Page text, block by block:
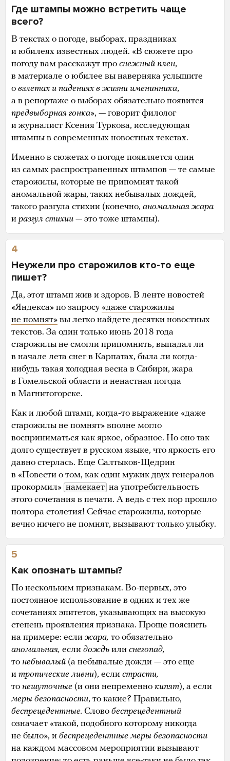
Где штампы можно встретить чаще
всего?
В текстах о погоде, выборах, праздниках
и юбилеях известных людей. «В сюжете про
погоду вам расскажут про снежный плен,
в материале о юбилее вы наверняка услышите
о взлетах и падениях в жизни именинника,
а в репортаже о выборах обязательно появится
предвыборная гонка», — говорит филолог
и журналист Ксения Туркова, исследующая
штампы в современных новостных текстах.
Именно в сюжетах о погоде появляется один
из самых распространенных штампов — те самые
старожилы, которые не припомнят такой
аномальной жары, таких небывалых дождей,
такого разгула стихии (конечно, аномальная жара
и разгул стихии — это тоже штампы).
4
Неужели про старожилов кто-то еще
пишет?
Да, этот штамп жив и здоров. В ленте новостей
«Яндекса» по запросу «даже старожилы
не помнят» вы легко найдете десятки новостных
текстов. За один только июнь 2018 года
старожилы не смогли припомнить, выпадал ли
в начале лета снег в Карпатах, была ли когда-
нибудь такая холодная весна в Сибири, жара
в Гомельской области и ненастная погода
в Магнитогорске.
Как и любой штамп, когда-то выражение «даже
старожилы не помнят» вполне могло
восприниматься как яркое, образное. Но оно так
долго существует в русском языке, что яркость его
давно стерлась. Еще Салтыков-Щедрин
в «Повести о том, как один мужик двух генералов
прокормил» намекает на употребительность
этого сочетания в печати. А ведь с тех пор прошло
полтора столетия! Сейчас старожилы, которые
вечно ничего не помнят, вызывают только улыбку.
5
Как опознать штампы?
По нескольким признакам. Во-первых, это
постоянное использование в одних и тех же
сочетаниях эпитетов, указывающих на высокую
степень проявления признака. Проще пояснить
на примере: если жара, то обязательно
аномальная, если дождь или снегопад,
то небывалый (а небывалые дожди — это еще
и тропические ливни), если страсти,
то нешуточные (и они непременно кипят), а если
меры безопасности, то какие? Правильно,
беспрецедентные. Слово беспрецедентный
означает «такой, подобного которому никогда
не было», и беспрецедентные меры безопасности
на каждом массовом мероприятии вызывают